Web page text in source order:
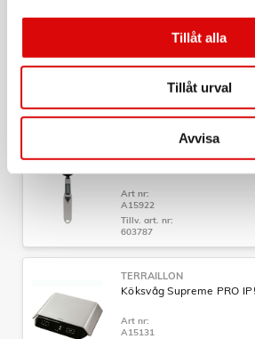
Tillåt alla
Tillåt urval
Avvisa
PRINCESS
Köksvåg Bamboo 5kg
Art nr:
Tillv. art. nr:
01.492944.01.001
Digital Måttsked
Art nr:
A15922
Tillv. art. nr:
603787
TERRAILLON
Köksvåg Supreme PRO
Art nr:
A15131